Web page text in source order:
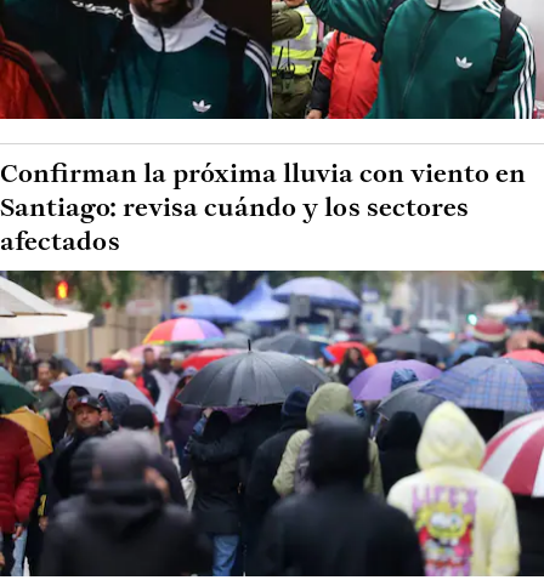
Confirman la próxima lluvia con viento en
Santiago: revisa cuándo y los sectores
afectados